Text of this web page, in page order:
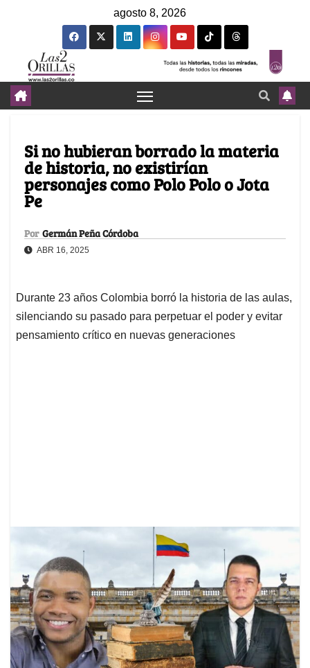
agosto 8, 2026
Si no hubieran borrado la materia
de historia, no existirían
personajes como Polo Polo o Jota
Pe
Por Germán Peña Córdoba
ABR 16, 2025
Durante 23 años Colombia borró la historia de las aulas,
silenciando su pasado para perpetuar el poder y evitar
pensamiento crítico en nuevas generaciones